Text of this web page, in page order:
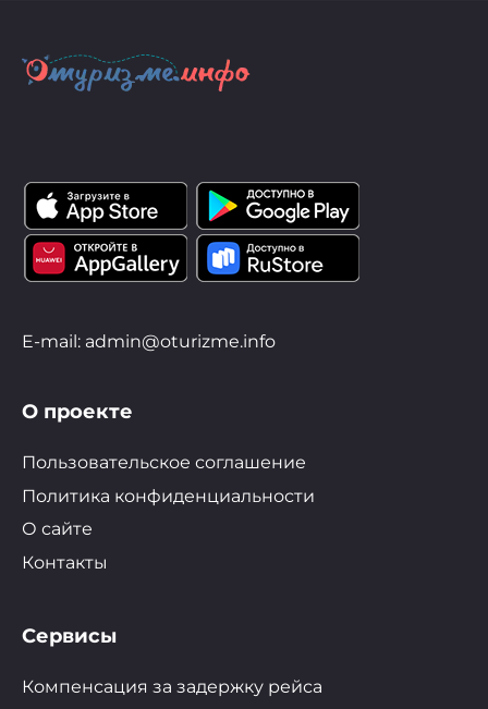
E-mail: admin@oturizme.info
О проекте
Пользовательское соглашение
Политика конфиденциальности
О сайте
Контакты
Сервисы
Компенсация за задержку рейса